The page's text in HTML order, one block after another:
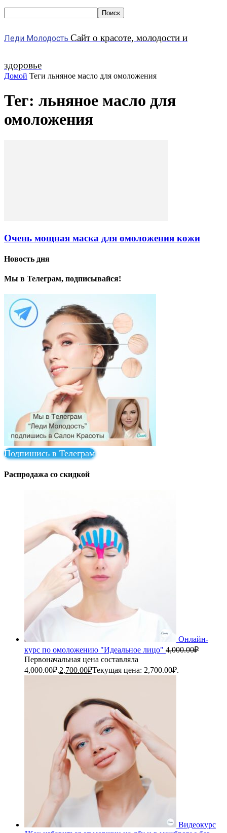
Леди Молодость Сайт о красоте, молодости и
здоровье
Домой Теги льняное масло для омоложения
Тег: льняное масло для
омоложения
Очень мощная маска для омоложения кожи
Новость дня
Мы в Телеграм, подписывайся!
Подпишись в Телеграм
Распродажа со скидкой
Онлайн-
курс по омоложению "Идеальное лицо" 4,000.00₽
Первоначальная цена составляла
4,000.00₽.2,700.00₽Текущая цена: 2,700.00₽.
Видеокурс